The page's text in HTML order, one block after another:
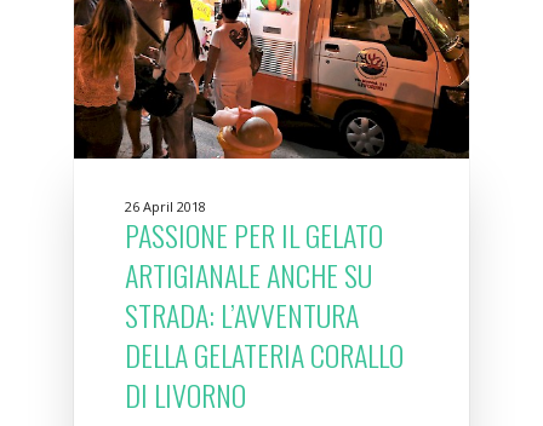
26 April 2018
PASSIONE PER IL GELATO
ARTIGIANALE ANCHE SU
STRADA: L’AVVENTURA
DELLA GELATERIA CORALLO
DI LIVORNO